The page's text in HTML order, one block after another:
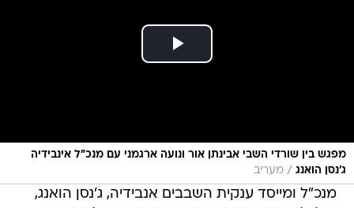
מפגש בין שורדי השבי אבינתן אור ונועה ארגמני עם מנכ"ל אינבידיה
ג'נסן הואנג / מעריב
מנכ"ל ומייסד ענקית השבבים אנבידיה, ג'נסן הואנג,